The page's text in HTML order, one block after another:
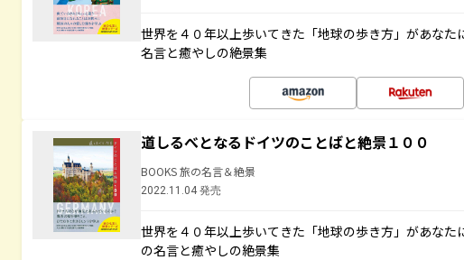
世界を４０年以上歩いてきた「地球の歩き方」があな
名言と癒やしの絶景集
道しるべとなるドイツのことばと絶景１００
BOOKS 旅の名言＆絶景
2022.11.04 発売
世界を４０年以上歩いてきた「地球の歩き方」があな
の名言と癒やしの絶景集